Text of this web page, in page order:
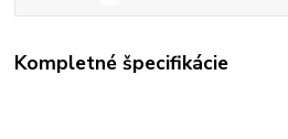
Kompletné špecifikácie